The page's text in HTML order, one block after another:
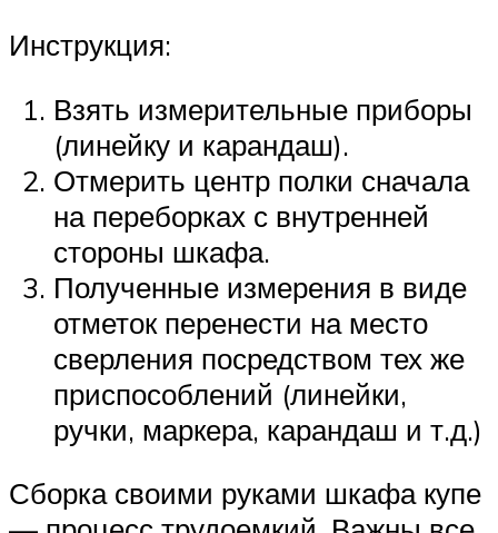
Инструкция:
Взять измерительные приборы
(линейку и карандаш).
Отмерить центр полки сначала
на переборках с внутренней
стороны шкафа.
Полученные измерения в виде
отметок перенести на место
сверления посредством тех же
приспособлений (линейки,
ручки, маркера, карандаш и т.д.)
Сборка своими руками шкафа купе